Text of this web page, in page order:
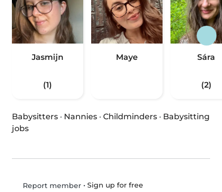
Jasmijn
(1)
Maye Sára
(2)
Babysitters · Nannies · Childminders · Babysitting
jobs
Report member• Sign up for free